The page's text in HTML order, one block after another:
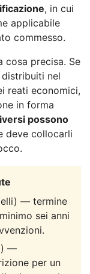
, in cui
applicabile
commesso.
cosa precisa. Se
nel
reati economici,
in forma
possono
deve collocarli
— termine
sei anni
—
per un